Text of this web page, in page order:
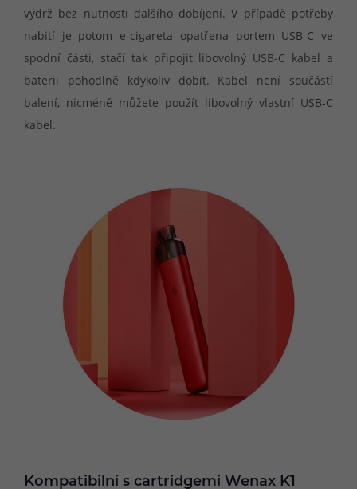
výdrž bez nutnosti dalšího dobíjení. V případě potřeby
nabití je potom e-cigareta opatřena portem USB-C ve
spodní části, stačí tak připojit libovolný USB-C kabel a
baterii pohodlně kdykoliv dobít. Kabel není součástí
balení, nicméně můžete použít libovolný vlastní USB-C
kabel.
Kompatibilní s cartridgemi Wenax K1